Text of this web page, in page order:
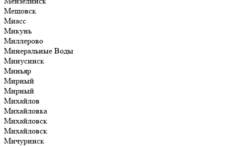
Мещовск
Миасс
Микунь
Миллерово
Минеральные Воды
Минусинск
Миньяр
Мирный
Мирный
Михайлов
Михайловка
Михайловск
Михайловск
Мичуринск